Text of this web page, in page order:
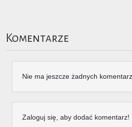
Komentarze
Nie ma jeszcze żadnych
Zaloguj się, aby dodać komentarz!